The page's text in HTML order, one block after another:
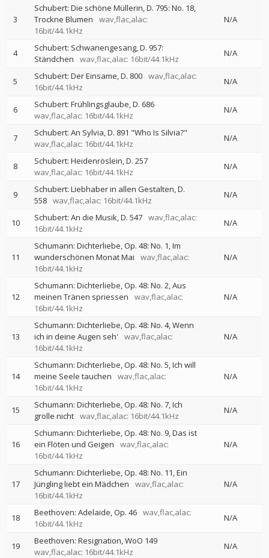
3
Schubert: Die schöne Müllerin, D. 795: No. 18,
Trockne Blumen
wav,flac,alac:
16bit/44.1kHz
N/A
4
Schubert: Schwanengesang, D. 957:
Ständchen
wav,flac,alac: 16bit/44.1kHz
N/A
5 Schubert: Der Einsame, D. 800 wav,flac,alac:
16bit/44.1kHz
N/A
6
Schubert: Frühlingsglaube, D. 686
wav,flac,alac: 16bit/44.1kHz
N/A
7
Schubert: An Sylvia, D. 891 "Who Is Silvia?"
wav,flac,alac: 16bit/44.1kHz
N/A
8
Schubert: Heidenröslein, D. 257
wav,flac,alac: 16bit/44.1kHz
N/A
9
Schubert: Liebhaber in allen Gestalten, D.
558 wav,flac,alac: 16bit/44.1kHz
N/A
10 Schubert: An die Musik, D. 547 wav,flac,alac:
16bit/44.1kHz
N/A
11
Schumann: Dichterliebe, Op. 48: No. 1, Im
wunderschönen Monat Mai
wav,flac,alac:
16bit/44.1kHz
N/A
12
Schumann: Dichterliebe, Op. 48: No. 2, Aus
meinen Tränen spriessen
wav,flac,alac:
16bit/44.1kHz
N/A
13
Schumann: Dichterliebe, Op. 48: No. 4, Wenn
ich in deine Augen seh'
wav,flac,alac:
16bit/44.1kHz
N/A
14
Schumann: Dichterliebe, Op. 48: No. 5, Ich will
meine Seele tauchen
wav,flac,alac:
16bit/44.1kHz
N/A
15
Schumann: Dichterliebe, Op. 48: No. 7, Ich
grolle nicht wav,flac,alac: 16bit/44.1kHz
N/A
16
Schumann: Dichterliebe, Op. 48: No. 9, Das ist
ein Flöten und Geigen
wav,flac,alac:
16bit/44.1kHz
N/A
17
Schumann: Dichterliebe, Op. 48: No. 11, Ein
Jüngling liebt ein Mädchen
wav,flac,alac:
16bit/44.1kHz
N/A
18 Beethoven: Adelaide, Op. 46 wav,flac,alac:
16bit/44.1kHz
N/A
19
Beethoven: Resignation, WoO 149
wav,flac,alac: 16bit/44.1kHz
N/A